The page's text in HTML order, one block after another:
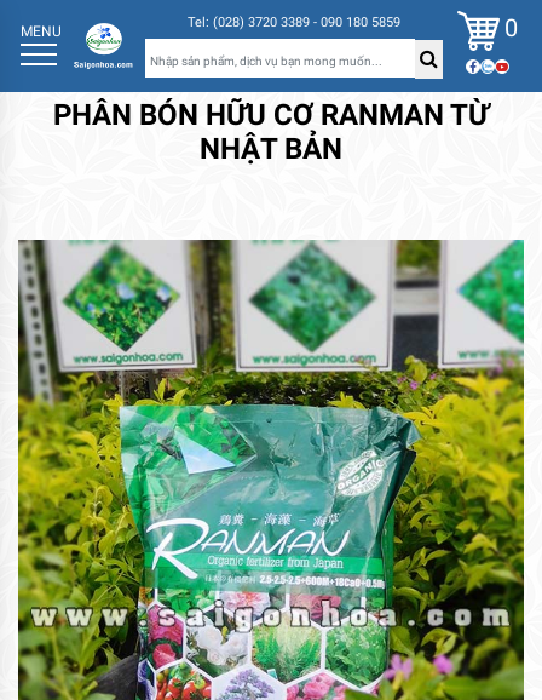
MENU Tel: (028) 3720 3389 - 090 180 5859 0
PHÂN BÓN HỮU CƠ RANMAN TỪ
NHẬT BẢN